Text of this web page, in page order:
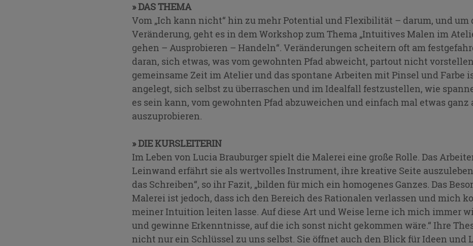
» DAS THEMA
Vom „Ich kann nicht“ hin zu mehr Potential und Flexibilität – darum, und um
Veränderung, geht es in dem Workshop zum Thema „Intuitives Malen im
gehen – Ausprobieren – Handeln“. Veränderungen scheitern oft am
daran, sich etwas, was vom gewohnten Pfad abweicht, partout nicht
gemeinsame Zeit im Atelier und das spontane Arbeiten mit Pinsel und Farbe
angelegt, sich selbst zu überraschen und im Idealfall festzustellen, wie
es sein kann, vom gewohnten Pfad abzuweichen und einfach mal etwas ganz
auszuprobieren.
» DIE KURSLEITERIN
Im Leben von Lucia Brauburger spielt die Malerei eine große Rolle. Das
Leinwand erfährt sie als wertvolles Instrument, ihre kreative Seite
das Schreiben“, so ihr Fazit, „bilden für mich ein homogenes Ganzes. Das
Malerei ist jedoch, dass ich den Bereich des Rationalen verlassen und mich
meiner Intuition leiten lasse. Auf diese Art und Weise lerne ich mich immer
und gewinne Erkenntnisse, auf die ich sonst nicht gekommen wäre.“ Ihre
nicht nur ein Schlüssel zu uns selbst. Sie öffnet auch den Blick für Ideen und